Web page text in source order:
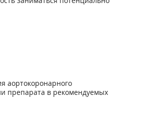
аортокоронарного
препарата в рекомендуемых